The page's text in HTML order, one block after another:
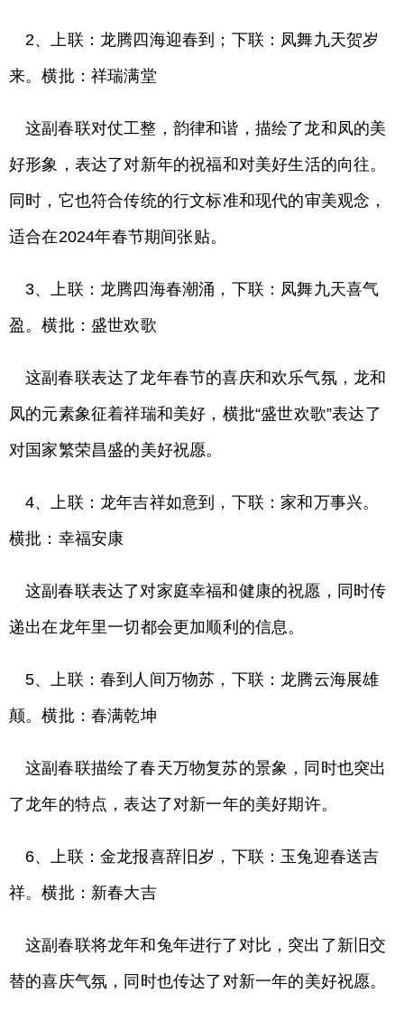
2、上联：龙腾四海迎春到；下联：凤舞九天贺岁
来。横批：祥瑞满堂
这副春联对仗工整，韵律和谐，描绘了龙和凤的美
好形象，表达了对新年的祝福和对美好生活的向往。
同时，它也符合传统的行文标准和现代的审美观念，
适合在2024年春节期间张贴。
3、上联：龙腾四海春潮涌，下联：凤舞九天喜气
盈。横批：盛世欢歌
这副春联表达了龙年春节的喜庆和欢乐气氛，龙和
凤的元素象征着祥瑞和美好，横批“盛世欢歌”表达了
对国家繁荣昌盛的美好祝愿。
4、上联：龙年吉祥如意到，下联：家和万事兴。
横批：幸福安康
这副春联表达了对家庭幸福和健康的祝愿，同时传
递出在龙年里一切都会更加顺利的信息。
5、上联：春到人间万物苏，下联：龙腾云海展雄
颠。横批：春满乾坤
这副春联描绘了春天万物复苏的景象，同时也突出
了龙年的特点，表达了对新一年的美好期许。
6、上联：金龙报喜辞旧岁，下联：玉兔迎春送吉
祥。横批：新春大吉
这副春联将龙年和兔年进行了对比，突出了新旧交
替的喜庆气氛，同时也传达了对新一年的美好祝愿。